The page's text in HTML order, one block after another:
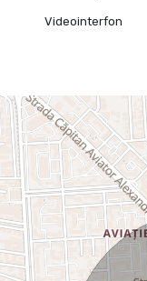
Videointerfon